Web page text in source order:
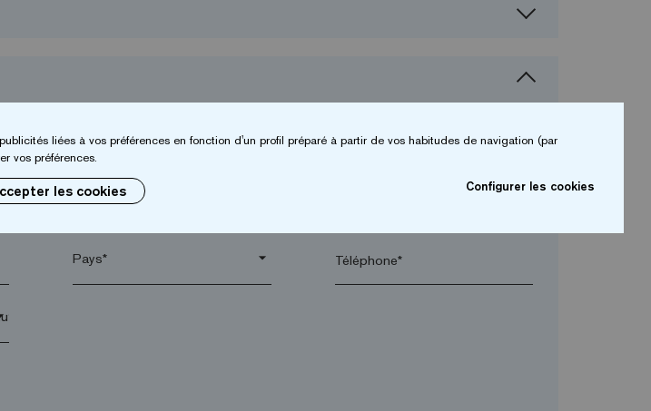
Entreprise*
arrow_drop_down Téléphone*
liées à vos préférences en fonction d'un profil préparé à partir de vos habitudes de navigation (par
vos préférences.
les cookies Configurer les cookies